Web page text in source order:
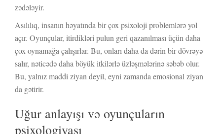
zədələyir.
Asılılıq, insanın həyatında bir çox psixoloji problemlərə yol
açır. Oyunçular, itirdikləri pulun geri qazanılması üçün daha
çox oynamağa çalışırlar. Bu, onları daha da dərin bir dövrəyə
salır, nəticədə daha böyük itkilərlə üzləşmələrinə səbəb olur.
Bu, yalnız maddi ziyan deyil, eyni zamanda emosional ziyan
da gətirir.
Uğur anlayışı və oyunçuların
psixologiyası